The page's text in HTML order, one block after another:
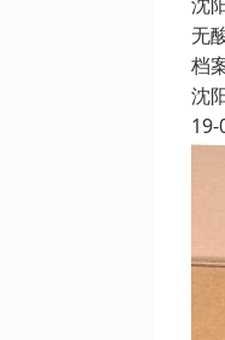
无
档
沈
19-